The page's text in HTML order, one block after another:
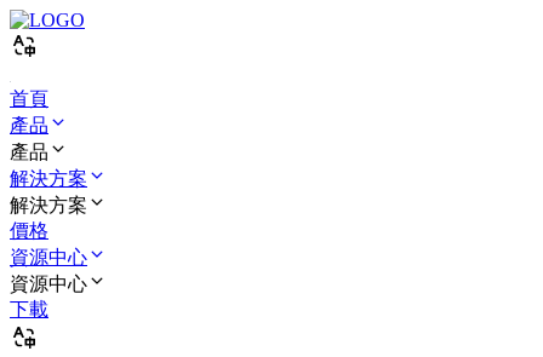
首頁
產品
產品
解決方案
解決方案
價格
資源中心
資源中心
下載